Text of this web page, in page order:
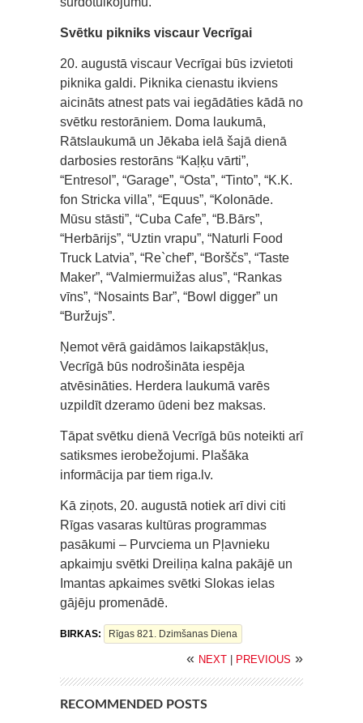
Svētku pikniks viscaur Vecrīgai
20. augustā viscaur Vecrīgai būs izvietoti
piknika galdi. Piknika cienastu ikviens
aicināts atnest pats vai iegādāties kādā no
svētku restorāniem. Doma laukumā,
Rātslaukumā un Jēkaba ielā šajā dienā
darbosies restorāns “Kaļķu vārti”,
“Entresol”, “Garage”, “Osta”, “Tinto”, “K.K.
fon Stricka villa”, “Equus”, “Kolonāde.
Mūsu stāsti”, “Cuba Cafe”, “B.Bārs”,
“Herbārijs”, “Uztin vrapu”, “Naturli Food
Truck Latvia”, “Re`chef”, “Borščs”, “Taste
Maker”, “Valmiermuižas alus”, “Rankas
vīns”, “Nosaints Bar”, “Bowl digger” un
“Buržujs”.
Ņemot vērā gaidāmos laikapstākļus,
Vecrīgā būs nodrošināta iespēja
atvēsināties. Herdera laukumā varēs
uzpildīt dzeramo ūdeni bez maksas.
Tāpat svētku dienā Vecrīgā būs noteikti arī
satiksmes ierobežojumi. Plašāka
informācija par tiem riga.lv.
Kā ziņots, 20. augustā notiek arī divi citi
Rīgas vasaras kultūras programmas
pasākumi – Purvciema un Pļavnieku
apkaimju svētki Dreiliņa kalna pakājē un
Imantas apkaimes svētki Slokas ielas
gājēju promenādē.
BIRKAS: Rīgas 821. Dzimšanas Diena
« NEXT PREVIOUS »
RECOMMENDED POSTS